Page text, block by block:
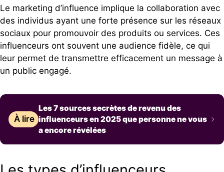
Le marketing d’influence implique la collaboration avec
des individus ayant une forte présence sur les réseaux
sociaux pour promouvoir des produits ou services. Ces
influenceurs ont souvent une audience fidèle, ce qui
leur permet de transmettre efficacement un message à
un public engagé.
À lire
Les 7 sources secrètes de revenu des
influenceurs en 2025 que personne ne vous
a encore révélées